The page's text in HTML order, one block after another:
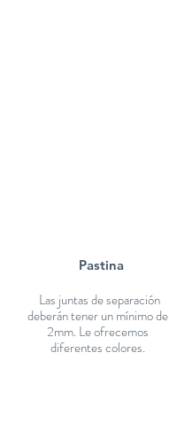
Pastina
Las juntas de separación
deberán tener un mínimo de
2mm. Le ofrecemos
diferentes colores.